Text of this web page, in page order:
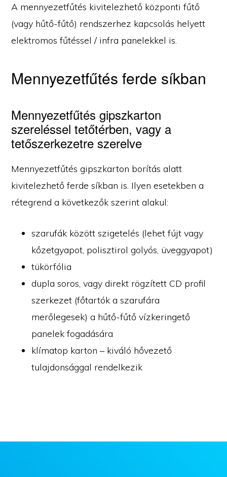
A mennyezetfűtés kivitelezhető központi fűtő
(vagy hűtő-fűtő) rendszerhez kapcsolás helyett
elektromos fűtéssel / infra panelekkel is.
Mennyezetfűtés ferde síkban
Mennyezetfűtés gipszkarton
szereléssel tetőtérben, vagy a
tetőszerkezetre szerelve
Mennyezetfűtés gipszkarton borítás alatt
kivitelezhető ferde síkban is. Ilyen esetekben a
rétegrend a következők szerint alakul:
szarufák között szigetelés (lehet fújt vagy
kőzetgyapot, polisztirol golyós, üveggyapot)
tükörfólia
dupla soros, vagy direkt rögzített CD profil
szerkezet (főtartók a szarufára
merőlegesek) a hűtő-fűtő vízkeringető
panelek fogadására
klímatop karton – kiváló hővezető
tulajdonsággal rendelkezik